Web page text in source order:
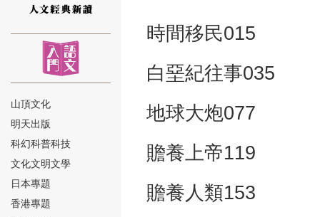
⑫
⑬
山頂文化
明天出版
科幻科普科技
文化文明文學
日本專題
香港專題
時間移民015
白堊紀往事035
地球大炮077
贍養上帝119
贍養人類153